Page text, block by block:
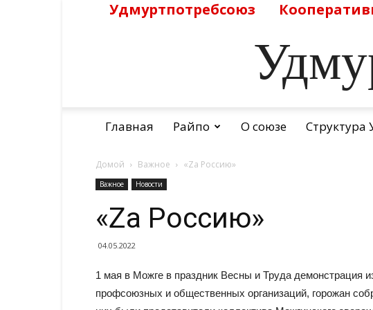
Удмуртпотребсоюз
Главная Райпо О союзе Структура
Домой Важное «Zа Россию»
Важное Новости
«Zа Россию»
04.05.2022
1 мая в Можге в праздник Весны и Труда демонстрация
профсоюзных и общественных организаций, горожан